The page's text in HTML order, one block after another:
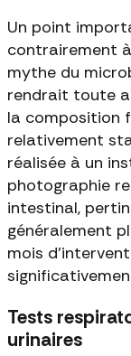
Un point
contrairement
mythe du
rendrait toute
la composition
relativement
réalisée à un
photographie
intestinal,
généralement
mois
Tests
urinaires